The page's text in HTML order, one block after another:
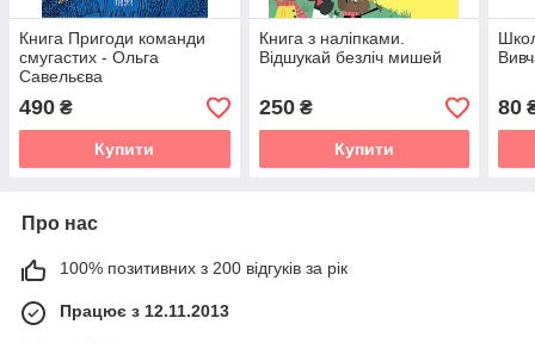
Книга Пригоди команди
смугастих - Ольга
Савельєва
490 ₴
Купити
Книга з наліпками.
Відшукай безліч мишей
250₴
Купити
80
Про нас
100% позитивних з 200 відгуків за рік
Працює з 12.11.2013